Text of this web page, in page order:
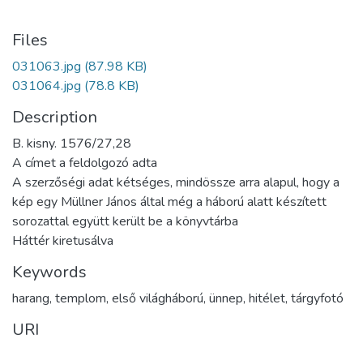
Files
031063.jpg (87.98 KB)
031064.jpg (78.8 KB)
Description
B. kisny. 1576/27,28
A címet a feldolgozó adta
A szerzőségi adat kétséges, mindössze arra alapul, hogy a
kép egy Müllner János által még a háború alatt készített
sorozattal együtt került be a könyvtárba
Háttér kiretusálva
Keywords
harang, templom, első világháború, ünnep, hitélet, tárgyfotó
URI